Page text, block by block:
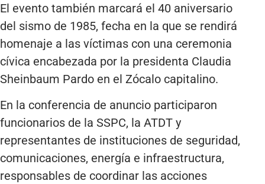
El evento también marcará el 40 aniversario
del sismo de 1985, fecha en la que se rendirá
homenaje a las víctimas con una ceremonia
cívica encabezada por la presidenta Claudia
Sheinbaum Pardo en el Zócalo capitalino.
En la conferencia de anuncio participaron
funcionarios de la SSPC, la ATDT y
representantes de instituciones de seguridad,
comunicaciones, energía e infraestructura,
responsables de coordinar las acciones